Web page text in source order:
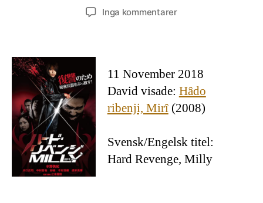
Inga kommentarertill
11 November 2018
David visade: Hâdo
ribenji, Mirî(2008)
Svensk/Engelsk titel:
Hard Revenge, Milly